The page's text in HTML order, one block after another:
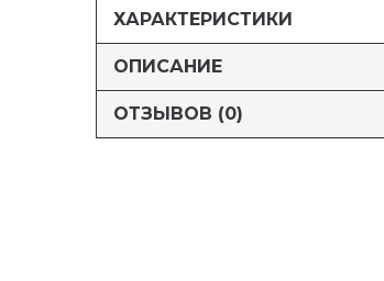
ХАРАКТЕРИСТИКИ
ОПИСАНИЕ
ОТЗЫВОВ (0)